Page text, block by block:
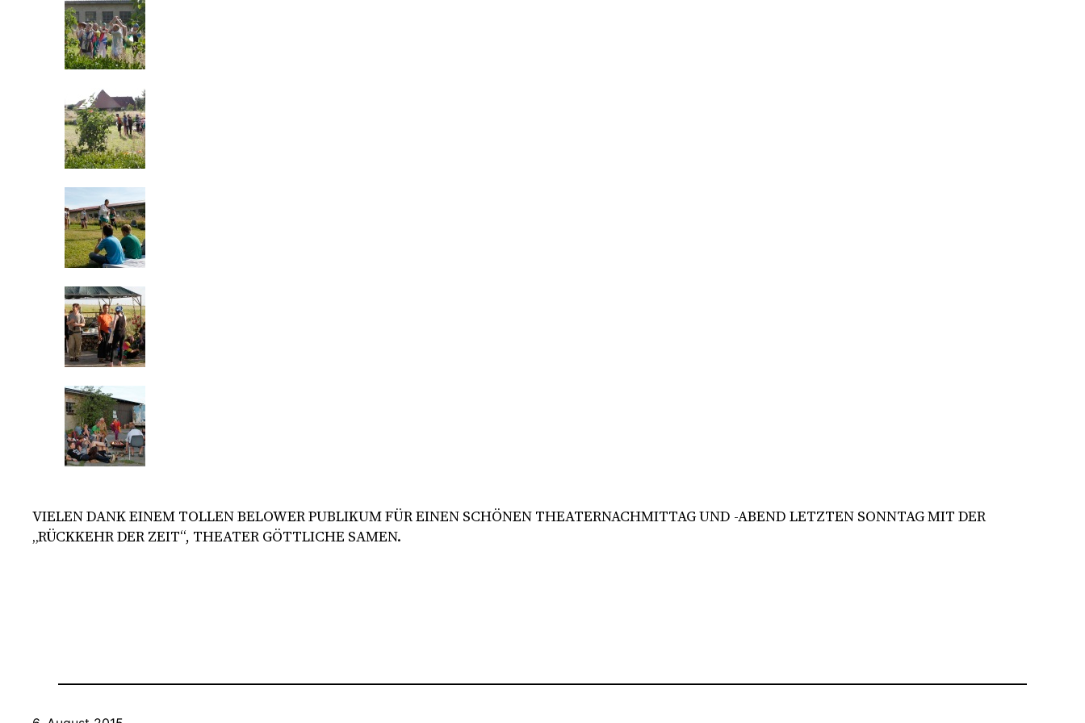
VIELEN DANK EINEM TOLLEN BELOWER PUBLIKUM FÜR EINEN SCHÖNEN THEATERNACHMITTAG UND -ABEND LETZTEN SONNTAG MIT DER
„RÜCKKEHR DER ZEIT“, THEATER GÖTTLICHE SAMEN.